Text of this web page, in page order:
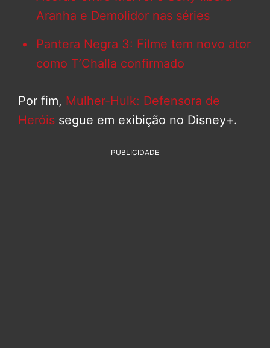
Aranha e Demolidor nas séries
Pantera Negra 3: Filme tem novo ator
como T’Challa confirmado
Por fim, Mulher-Hulk: Defensora de
Heróis segue em exibição no Disney+.
PUBLICIDADE